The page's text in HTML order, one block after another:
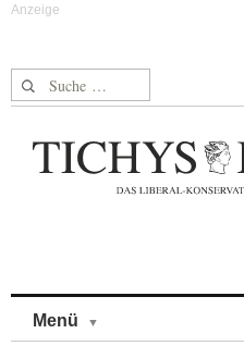
Suche nach:
Menü